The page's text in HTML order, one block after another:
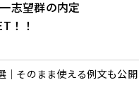
志望群の内定
！！
｜そのまま使える例文も公開